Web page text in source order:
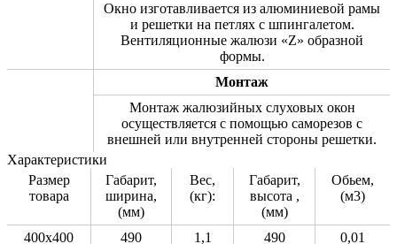
Окно изготавливается из алюминиевой рамы
и решетки на петлях с шпингалетом.
Вентиляционные жалюзи «Z» образной
формы.
Монтаж
Монтаж жалюзийных слуховых окон
осуществляется с помощью саморезов с
внешней или внутренней стороны решетки.
Характеристики
Размер
товара
Габарит,
ширина,
(мм)
Вес,
(кг):
Габарит,
высота ,
(мм)
Обьем,
(м3)
400x400 490 1,1 490 0,01